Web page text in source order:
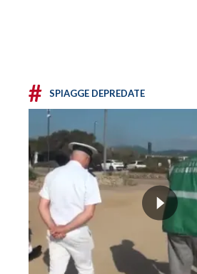
# SPIAGGE DEPREDATE